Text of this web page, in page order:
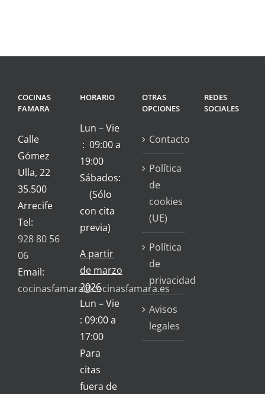
COCINAS
FAMARA
Calle
Gómez
Ulla, 22
35.500
Arrecife
Tel:
928 80 56
06
Email:
cocinasfamara@cocinasfamara.es
HORARIO
Lun – Vie
: 09:00 a
19:00
Sábados:
(Sólo
con cita
previa)
A partir
de marzo
2026
Lun – Vie
: 09:00 a
17:00
Para
citas
fuera de
OTRAS
OPCIONES
Contacto
Política
de
cookies
(UE)
Política
de
privacidad
Avisos
legales
REDES
SOCIALES